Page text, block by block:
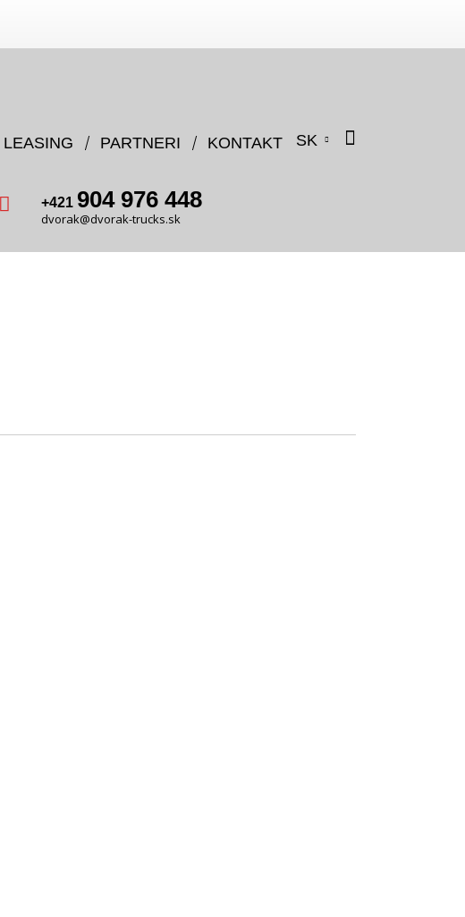
LEASING PARTNERI KONTAKT SK
+421 904 976 448
dvorak@dvorak-trucks.sk